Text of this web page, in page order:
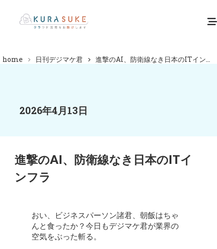
home 日刊デジマケ君 進撃のAI、防衛線なき日本のITイン...
2026年4月13日
進撃のAI、防衛線なき日本のITイ
ンフラ
おい、ビジネスパーソン諸君、朝飯はちゃ
んと食ったか？今日もデジマケ君が業界の
空気をぶった斬る。